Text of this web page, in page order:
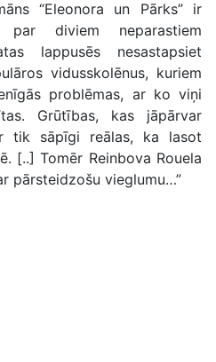
“Eleonora un Pārks” ir
par diviem neparastiem
lappusēs nesastapsiet
vidusskolēnus, kuriem
problēmas, ar ko viņi
Grūtības, kas jāpārvar
tik sāpīgi reālas, ka lasot
[..] Tomēr Reinbova Rouela
pārsteidzošu vieglumu…”